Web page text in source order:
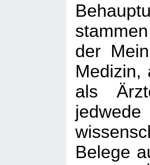
der
Medizin,
als
jedwede
Belege